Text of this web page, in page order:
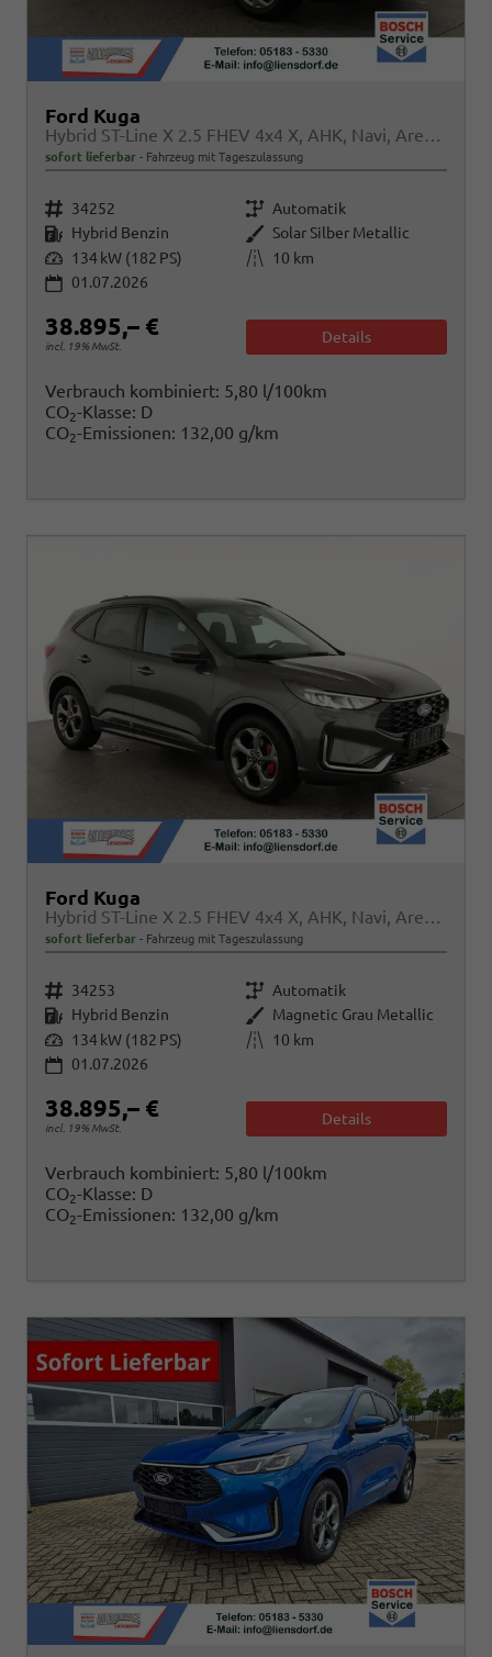
Ford Kuga
Hybrid ST-Line X 2.5 FHEV 4x4 X, AHK, Navi, AreaView, Sound, Side, el. Klappe, Winter, 5 J.-Garantie
sofort lieferbar Fahrzeug mit Tageszulassung
Fahrzeugnr. 34252 Getriebe Automatik
Kraftstoff Hybrid Benzin Außenfarbe Solar Silber Metallic
Leistung 134 kW (182 PS) Kilometerstand
10 km
01.07.2026
38.895,– €
incl. 19% MwSt.
Details
Verbrauch kombiniert: 5,80 l/100km
CO2-Klasse: D
CO2-Emissionen: 132,00 g/km
Ford Kuga
Hybrid ST-Line X 2.5 FHEV 4x4 X, AHK, Navi, AreaView, Sound, Side, el. Klappe, Winter, 5 J.-Garantie
sofort lieferbar Fahrzeug mit Tageszulassung
Fahrzeugnr. 34253 Getriebe Automatik
Kraftstoff Hybrid Benzin Außenfarbe Magnetic Grau Metallic
Leistung 134 kW (182 PS) Kilometerstand
10 km
01.07.2026
38.895,– €
incl. 19% MwSt.
Details
Verbrauch kombiniert: 5,80 l/100km
CO2-Klasse: D
CO2-Emissionen: 132,00 g/km